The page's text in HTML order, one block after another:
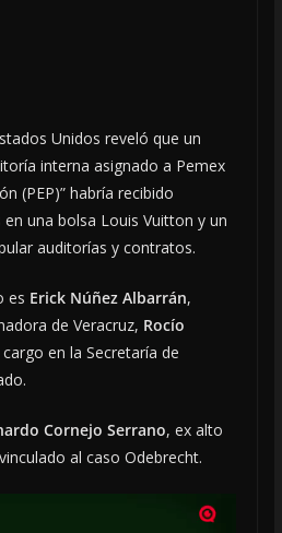
Unidos reveló que un
interna asignado a Pemex
(PEP)” habría recibido
una bolsa Louis Vuitton y un
auditorías y contratos.
es Erick Núñez Albarrán,
de Veracruz, Rocío
en la Secretaría de
Cornejo Serrano, ex alto
al caso Odebrecht.